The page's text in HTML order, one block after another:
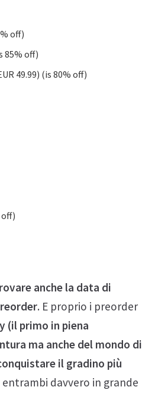
off)
85% off)
49.99) (is 80% off)
off)
anche la data di
. E proprio i preorder
(il primo in piena
ma anche del mondo di
il gradino più
davvero in grande